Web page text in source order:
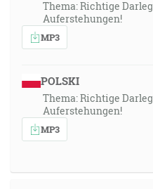
Thema: Richtige
Auferstehungen!
MP3
POLSKI
Thema: Richtige
Auferstehungen!
MP3